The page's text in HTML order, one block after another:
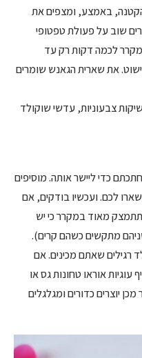
באמצע, ומצפים את
שוב על פעולת טפטופי
לכמה דקות רק עד
את שארית הגאנש שומרים
צבעוניות, עדשי שוקולד
כדי ליישר אותה. מוסיפים
לכם. ועכשיו בודקים, אם
מאוד במקרר כי יש
מתקשים כשהם קרים).
רגילים שאתם מכינים. אם
אוראו טחונות גס או
יוצרים כדורים ומגלגלים